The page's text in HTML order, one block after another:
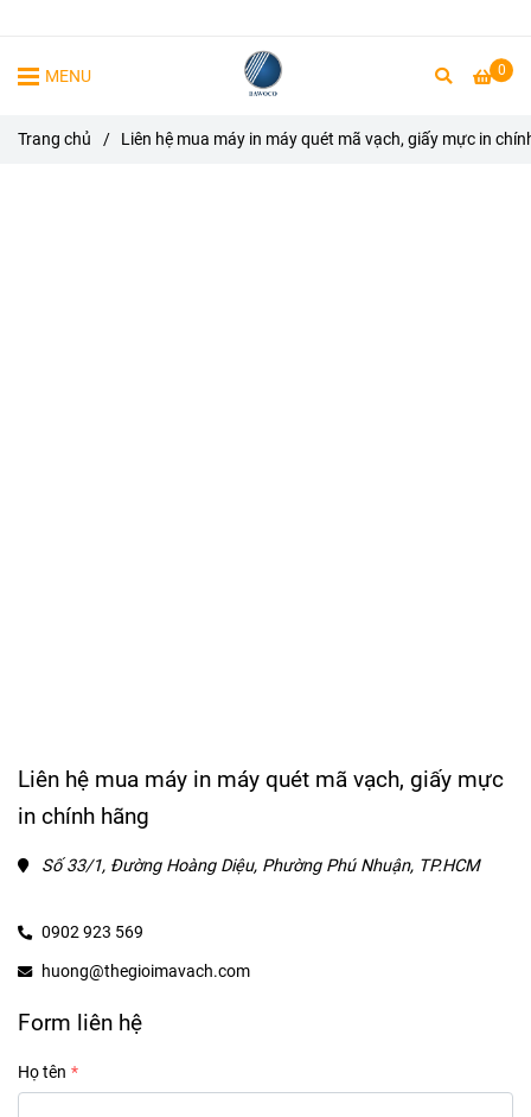
0
MENU
Trang chủ / Liên hệ mua máy in máy quét mã vạch, giấy mực in
Liên hệ mua máy in máy quét mã vạch, giấy mực
in chính hãng
Số 33/1, Đường Hoàng Diệu, Phường Phú Nhuận, TP.HCM
0902 923 569
huong@thegioimavach.com
Form liên hệ
Họ tên